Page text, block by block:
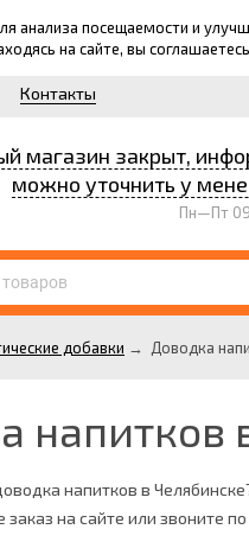
анализа посещаемости и
на сайте, вы
Контакты
магазин закрыт,
можно уточнить у
Пн—Пт
добавки → Доводка
напитков
напитков в
заказ на сайте или звоните